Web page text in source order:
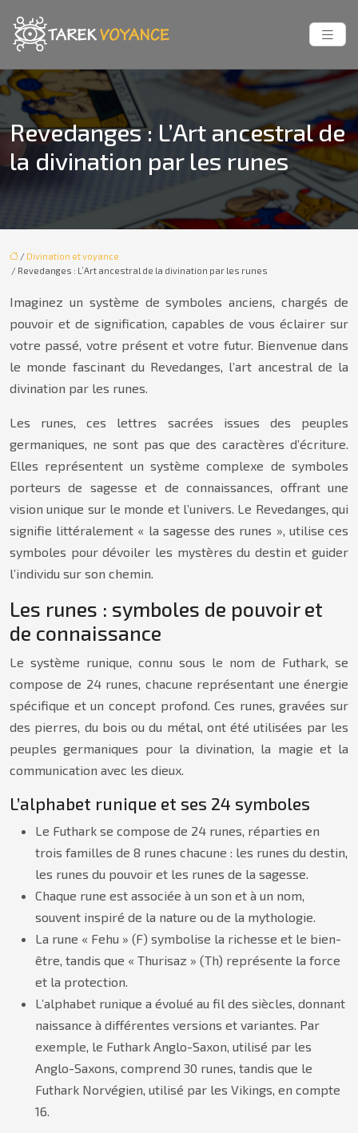
Revedanges : L’Art ancestral de
la divination par les runes
/ Divination et voyance
/ Revedanges : L’Art ancestral de la divination par les runes
Imaginez un système de symboles anciens, chargés de
pouvoir et de signification, capables de vous éclairer sur
votre passé, votre présent et votre futur. Bienvenue dans
le monde fascinant du Revedanges, l’art ancestral de la
divination par les runes.
Les runes, ces lettres sacrées issues des peuples
germaniques, ne sont pas que des caractères d’écriture.
Elles représentent un système complexe de symboles
porteurs de sagesse et de connaissances, offrant une
vision unique sur le monde et l’univers. Le Revedanges, qui
signifie littéralement « la sagesse des runes », utilise ces
symboles pour dévoiler les mystères du destin et guider
l’individu sur son chemin.
Les runes : symboles de pouvoir et
de connaissance
Le système runique, connu sous le nom de Futhark, se
compose de 24 runes, chacune représentant une énergie
spécifique et un concept profond. Ces runes, gravées sur
des pierres, du bois ou du métal, ont été utilisées par les
peuples germaniques pour la divination, la magie et la
communication avec les dieux.
L’alphabet runique et ses 24 symboles
Le Futhark se compose de 24 runes, réparties en
trois familles de 8 runes chacune : les runes du destin,
les runes du pouvoir et les runes de la sagesse.
Chaque rune est associée à un son et à un nom,
souvent inspiré de la nature ou de la mythologie.
La rune « Fehu » (F) symbolise la richesse et le bien-
être, tandis que « Thurisaz » (Th) représente la force
et la protection.
L’alphabet runique a évolué au fil des siècles, donnant
naissance à différentes versions et variantes. Par
exemple, le Futhark Anglo-Saxon, utilisé par les
Anglo-Saxons, comprend 30 runes, tandis que le
Futhark Norvégien, utilisé par les Vikings, en compte
16.